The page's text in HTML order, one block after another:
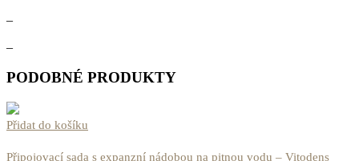
–
–
PODOBNÉ PRODUKTY
Přidat do košíku
Připojovací sada s expanzní nádobou na pitnou vodu – Vitodens